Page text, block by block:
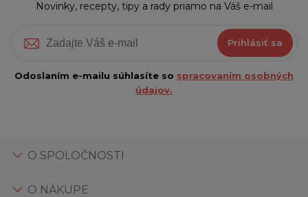
Novinky, recepty, tipy a rady priamo na Váš e-mail
Prihlásiť sa
Odoslaním e-mailu súhlasíte so spracovaním osobných
údajov.
O SPOLOČNOSTI
O NÁKUPE